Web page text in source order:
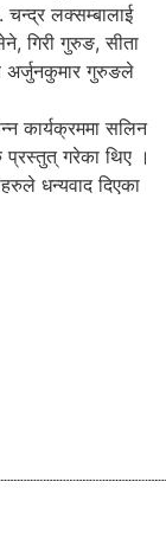
चन्द्र लक्सम्बालाई
गिरी गुरुङ, सीता
अर्जुनकुमार गुरुङले
कार्यक्रममा सलिन
प्रस्तुत् गरेका थिए ।
धन्यवाद दिएका